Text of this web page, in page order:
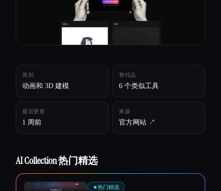
Esc
类别
动画和 3D 建模
替代品
6 个类似工具
最后更新
1 周前
来源
官方网站 ↗︎
AI Collection 热门精选
★热门精选